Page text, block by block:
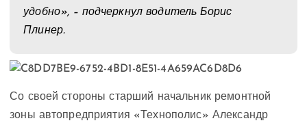
удобно», – подчеркнул водитель Борис
Плинер.
Со своей стороны старший начальник ремонтной
зоны автопредприятия «Технополис» Александр